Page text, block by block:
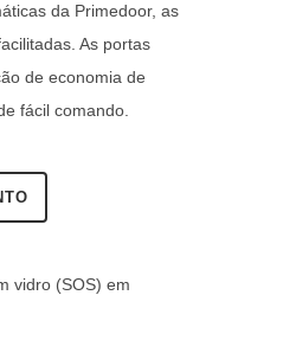
da Primedoor, as
As portas
de economia de
fácil comando.